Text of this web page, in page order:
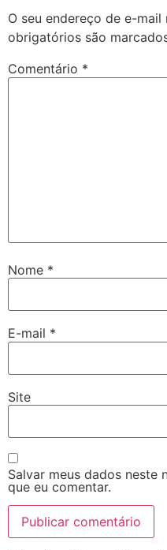
O seu endereço de e-
obrigatórios são
Comentário *
Nome *
E-mail *
Site
Salvar meus dados neste
que eu comentar.